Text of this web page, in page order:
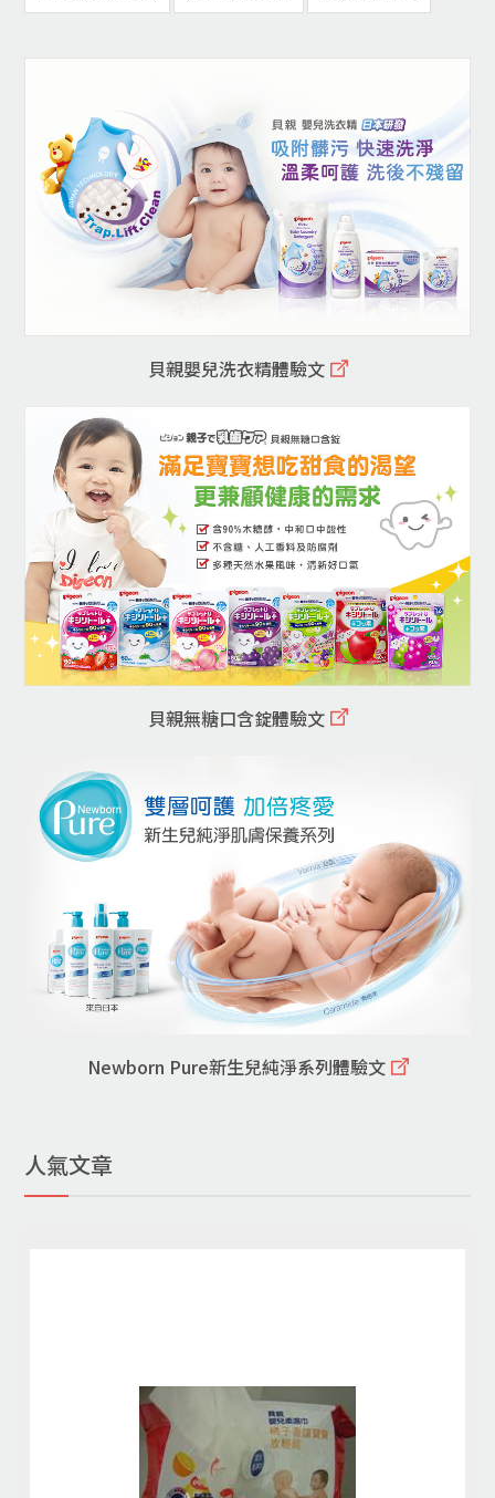
貝親嬰兒洗衣精體驗文
貝親無糖口含錠體驗文
Newborn Pure新生兒純淨系列體驗文
人氣文章